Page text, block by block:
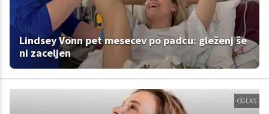
Lindsey Vonn pet mesecev po padcu: gleženj še
ni zaceljen
OGLAS